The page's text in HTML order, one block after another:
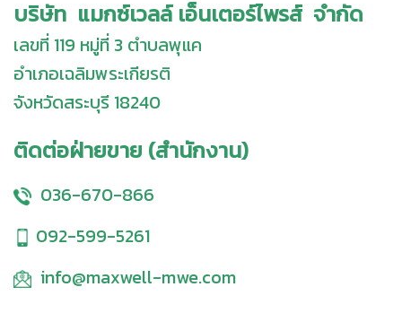
บริษัท แมกซ์เวลล์ เอ็นเตอร์ไพรส์ จำกัด
เลขที่ 119 หมู่ที่ 3 ตำบลพุแค
อำเภอเฉลิมพระเกียรติ
จังหวัดสระบุรี 18240
ติดต่อฝ่ายขาย (สำนักงาน)
036-670-866
092-599-5261
info@maxwell-mwe.com